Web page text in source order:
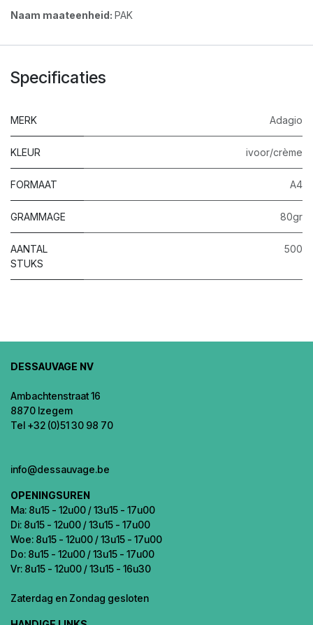
Naam maateenheid: PAK
Specificaties
MERK Adagio
KLEUR ivoor/crème
FORMAAT A4
GRAMMAGE 80gr
AANTAL
STUKS
500
DESSAUVAGE NV
Ambachtenstraat 16
8870 Izegem
Tel +32 (0)51 30 98 70
info@dessauvage.be
OPENINGSUREN
Ma: 8u15 - 12u00 / 13u15 - 17u00
Di: 8u15 - 12u00 / 13u15 - 17u00
Woe: 8u15 - 12u00 / 13u15 - 17u00
Do: 8u15 - 12u00 / 13u15 - 17u00
Vr: 8u15 - 12u00 / 13u15 - 16u30
Zaterdag en Zondag gesloten